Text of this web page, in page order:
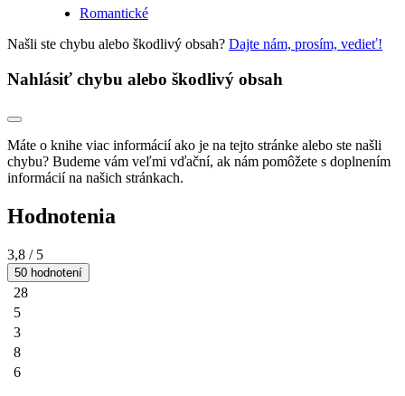
Romantické
Našli ste chybu alebo škodlivý obsah? Dajte nám, prosím, vedieť!
Nahlásiť chybu alebo škodlivý obsah
Máte o knihe viac informácií ako je na tejto stránke alebo ste našli
chybu? Budeme vám veľmi vďační, ak nám pomôžete s doplnením
informácií na našich stránkach.
Hodnotenia
3,8 / 5
50 hodnotení
28
5
3
8
6